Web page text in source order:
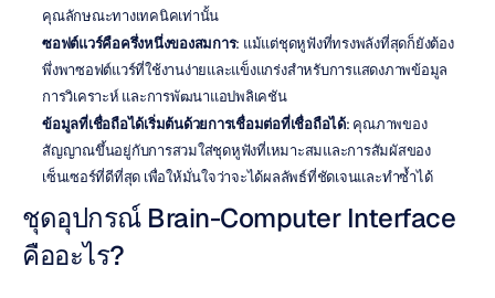
คุณลักษณะทางเทคนิคเท่านั้น
ซอฟต์แวร์คือครึ่งหนึ่งของสมการ: แม้แต่ชุดหูฟังที่ทรงพลังที่สุดก็ยังต้อง
พึ่งพาซอฟต์แวร์ที่ใช้งานง่ายและแข็งแกร่งสำหรับการแสดงภาพข้อมูล
การวิเคราะห์ และการพัฒนาแอปพลิเคชัน
ข้อมูลที่เชื่อถือได้เริ่มต้นด้วยการเชื่อมต่อที่เชื่อถือได้: คุณภาพของ
สัญญาณขึ้นอยู่กับการสวมใส่ชุดหูฟังที่เหมาะสมและการสัมผัสของ
เซ็นเซอร์ที่ดีที่สุด เพื่อให้มั่นใจว่าจะได้ผลลัพธ์ที่ชัดเจนและทำซ้ำได้
ชุดอุปกรณ์ Brain-Computer Interface
คืออะไร?